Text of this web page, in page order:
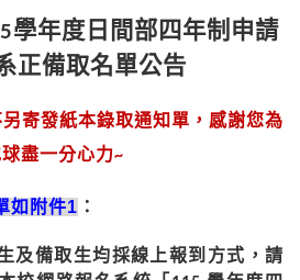
學年度日間部四年制申請
正備取名單公告
寄發紙本錄取通知單，感謝您為
盡一分心力~
如附件1 ：
及備取生均採線上報到方式，請